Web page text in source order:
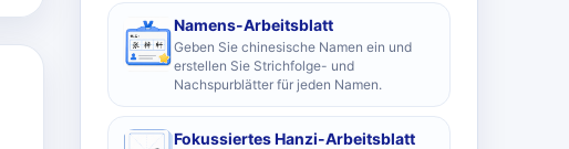
Namens-Arbeitsblatt
Geben Sie chinesische Namen ein und
erstellen Sie Strichfolge- und
Nachspurblätter für jeden Namen.
Fokussiertes Hanzi-Arbeitsblatt